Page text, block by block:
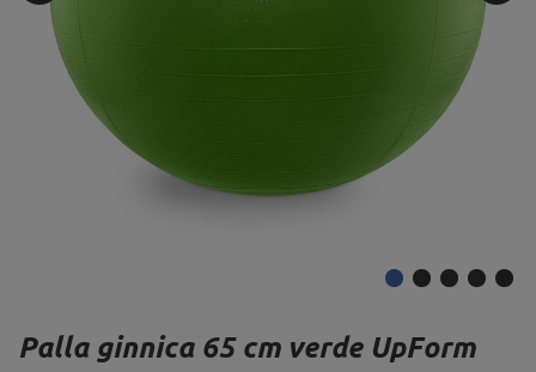
Palla ginnica 65 cm verde UpForm